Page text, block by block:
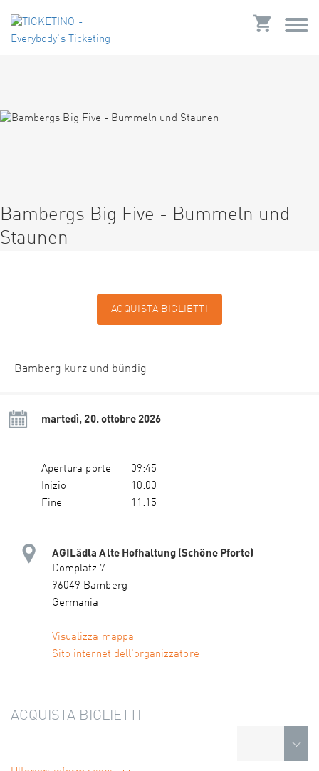
Bambergs Big Five - Bummeln und
Staunen
ACQUISTA BIGLIETTI
Bamberg kurz und bündig
martedì, 20. ottobre 2026
Apertura porte
09:45
Inizio
10:00
Fine
11:15
AGILädla Alte Hofhaltung (Schöne Pforte)
Domplatz 7
96049 Bamberg
Germania
Visualizza mappa
Sito internet dell'organizzatore
ACQUISTA BIGLIETTI